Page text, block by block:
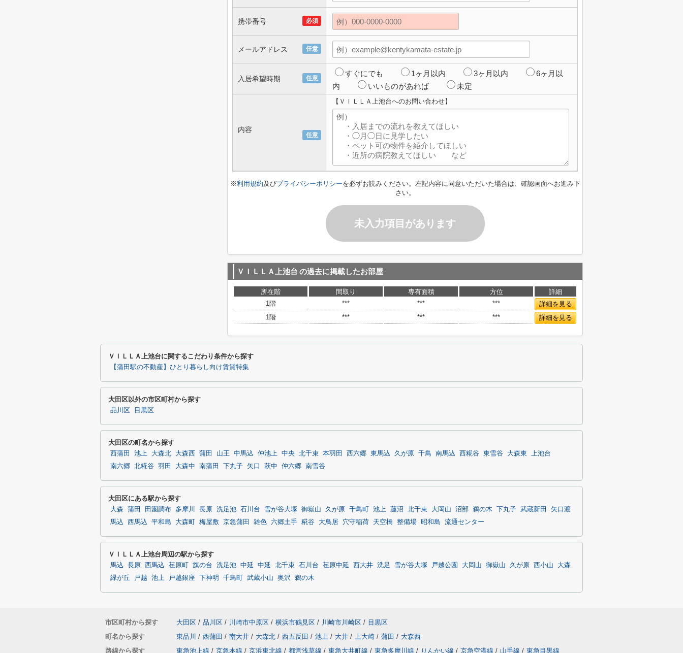
必須
携帯番号
任意
メールアドレス
任意
入居希望時期
すぐにでも 1ヶ月以内 3ヶ月以内
6ヶ月以
内
いいものがあれば 未定
任意
内容
【ＶＩＬＬＡ上池台へのお問い合わせ】
※利用規約及びプライバシーポリシーを必ずお読みください。左記内容に同意いただいた場合は、確認画面へお進み下
さい。
未入力項目があります
ＶＩＬＬＡ上池台 の過去に掲載したお部屋
所在階 間取り 専有面積 方位
詳細
1階
*** *** ***
詳細を見る
1階
*** *** *** 詳細を見る
ＶＩＬＬＡ上池台に関するこだわり条件から探す
【蒲田駅の不動産】ひとり暮らし向け賃貸特集
大田区以外の市区町村から探す
品川区 目黒区
大田区の町名から探す
西蒲田 池上 大森北 大森西 蒲田 山王 中馬込 仲池上 中央 北千束 本羽田 西六郷 東馬込 久が原 千鳥 南馬込 西糀谷 東雪谷 大森東
上池台
南六郷 北糀谷 羽田 大森中 南蒲田 下丸子 矢口 萩中 仲六郷 南雪谷
大田区にある駅から探す
大森 蒲田 田園調布 多摩川 長原 洗足池 石川台 雪が谷大塚 御嶽山 久が原 千鳥町 池上 蓮沼 北千束 大岡山 沼部 鵜の木 下丸子 武蔵新田
矢口渡
馬込
西馬込 平和島 大森町 梅屋敷 京急蒲田 雑色 六郷土手 糀谷 大鳥居 穴守稲荷 天空橋 整備場 昭和島 流通センター
ＶＩＬＬＡ上池台周辺の駅から探す
馬込 長原 西馬込 荏原町 旗の台 洗足池 中延 中延 北千束 石川台 荏原中延 西大井 洗足 雪が谷大塚 戸越公園 大岡山 御嶽山 久が原 西小山
大森
緑が丘
戸越 池上 戸越銀座 下神明 千鳥町 武蔵小山 奥沢 鵜の木
市区町村から探す 大田区 / 品川区 / 川崎市中原区 / 横浜市鶴見区 / 川崎市川崎区 / 目黒区
町名から探す
東品川 / 西蒲田 / 南大井 / 大森北 / 西五反田 / 池上 / 大井 / 上大崎 / 蒲田 / 大森西
路線から探す
東急池上線 / 京急本線 / 京浜東北線 / 都営浅草線 / 東急大井町線 / 東急多摩川線 / りんかい線 / 京急空港線 / 山手線 / 東急目黒線